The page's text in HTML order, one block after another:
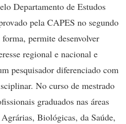
Departamento de Estudos
pela CAPES no segundo
permite desenvolver
regional e nacional e
pesquisador diferenciado com
No curso de mestrado
graduados nas áreas
Biológicas, da Saúde,